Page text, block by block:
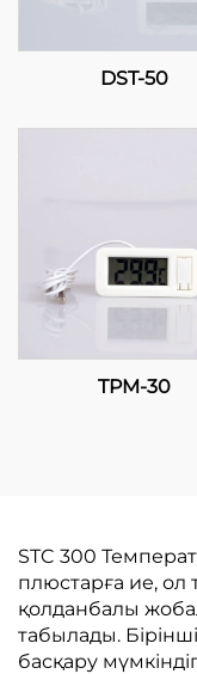
DST-50
TPM-30
STC 300
плюстарға ие,
қолданбалы
табылады.
басқару